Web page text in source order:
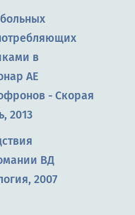
в
АЕ
- Скорая
2013
ВД
2007